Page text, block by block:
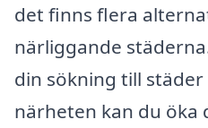
det finns flera
närliggande
din sökning till
närheten kan du öka